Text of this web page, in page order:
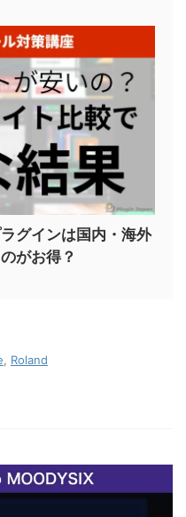
グインは国内・海外
がお得？
Roland